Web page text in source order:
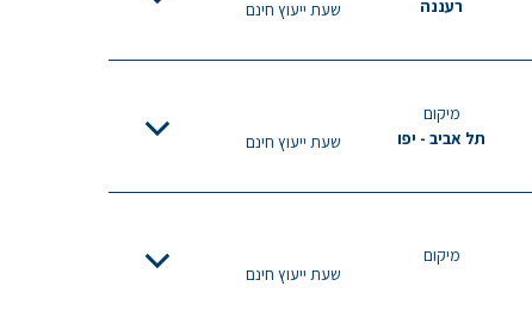
רעננה
שעת ייעוץ חינם
מיקום
תל אביב - יפו
שעת ייעוץ חינם
מיקום
שעת ייעוץ חינם